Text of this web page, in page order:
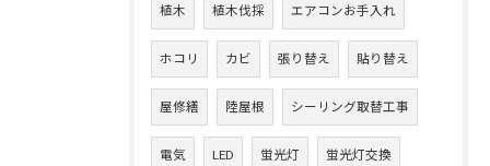
植木 植木伐採 エアコンお手入れ
ホコリ カビ 張り替え 貼り替え
屋修繕 陸屋根 シーリング取替工事
電気 LED 蛍光灯 蛍光灯交換